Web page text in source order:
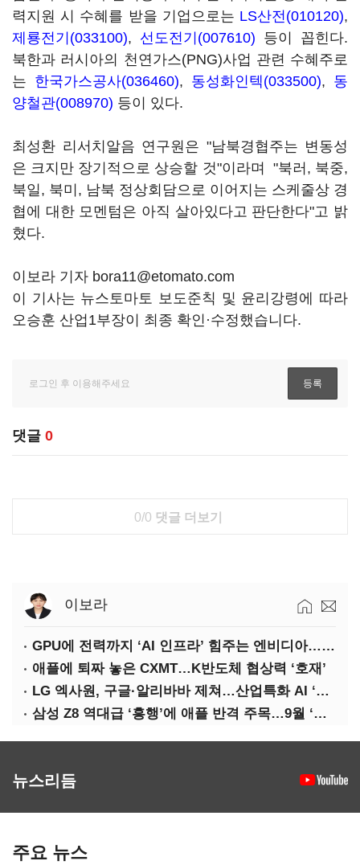
력지원 시 수혜를 받을 기업으로는 LS산전(010120),
제룡전기(033100), 선도전기(007610) 등이 꼽힌다.
북한과 러시아의 천연가스(PNG)사업 관련 수혜주로
는 한국가스공사(036460), 동성화인텍(033500), 동
양철관(008970) 등이 있다.
최성환 리서치알음 연구원은 "남북경협주는 변동성
은 크지만 장기적으로 상승할 것"이라며 "북러, 북중,
북일, 북미, 남북 정상회담으로 이어지는 스케줄상 경
협에 대한 모멘텀은 아직 살아있다고 판단한다"고 밝
혔다.
이보라 기자 bora11@etomato.com
이 기사는 뉴스토마토 보도준칙 및 윤리강령에 따라
오승훈 산업1부장이 최종 확인·수정했습니다.
댓글 0
0/0 댓글 더보기
이보라
GPU에 전력까지 ‘AI 인프라’ 힘주는 엔비디아…삼성·하닉 수요도 ‘탄력’
애플에 퇴짜 놓은 CXMT…K반도체 협상력 ‘호재’
LG 엑사원, 구글·알리바바 제쳐…산업특화 AI ‘속도’
삼성 Z8 역대급 ‘흥행’에 애플 반격 주목…9월 ‘폴더블 대전’
뉴스리듬
주요 뉴스